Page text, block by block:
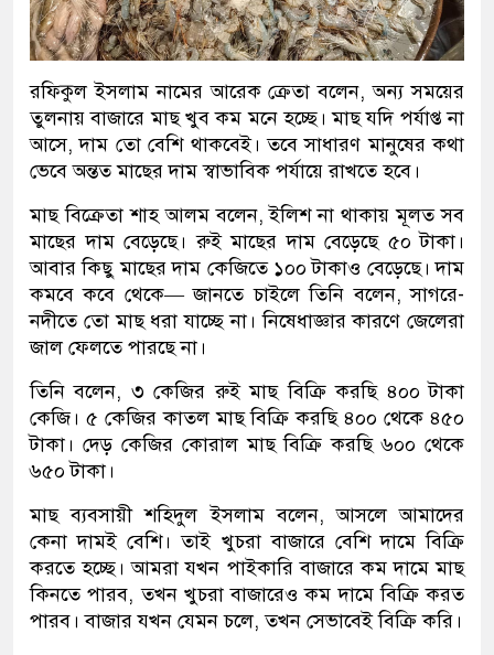
রফিকুল ইসলাম নামের আরেক ক্রেতা বলেন, অন্য সময়ের
তুলনায় বাজারে মাছ খুব কম মনে হচ্ছে। মাছ যদি পর্যাপ্ত না
আসে, দাম তো বেশি থাকবেই। তবে সাধারণ মানুষের কথা
ভেবে অন্তত মাছের দাম স্বাভাবিক পর্যায়ে রাখতে হবে।
মাছ বিক্রেতা শাহ আলম বলেন, ইলিশ না থাকায় মূলত সব
মাছের দাম বেড়েছে। রুই মাছের দাম বেড়েছে ৫০ টাকা।
আবার কিছু মাছের দাম কেজিতে ১০০ টাকাও বেড়েছে। দাম
কমবে কবে থেকে— জানতে চাইলে তিনি বলেন, সাগরে-
নদীতে তো মাছ ধরা যাচ্ছে না। নিষেধাজ্ঞার কারণে জেলেরা
জাল ফেলতে পারছে না।
তিনি বলেন, ৩ কেজির রুই মাছ বিক্রি করছি ৪০০ টাকা
কেজি। ৫ কেজির কাতল মাছ বিক্রি করছি ৪০০ থেকে ৪৫০
টাকা। দেড় কেজির কোরাল মাছ বিক্রি করছি ৬০০ থেকে
৬৫০ টাকা।
মাছ ব্যবসায়ী শহিদুল ইসলাম বলেন, আসলে আমাদের
কেনা দামই বেশি। তাই খুচরা বাজারে বেশি দামে বিক্রি
করতে হচ্ছে। আমরা যখন পাইকারি বাজারে কম দামে মাছ
কিনতে পারব, তখন খুচরা বাজারেও কম দামে বিক্রি করত
পারব। বাজার যখন যেমন চলে, তখন সেভাবেই বিক্রি করি।